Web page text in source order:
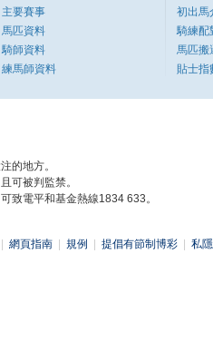
主要賽事
馬匹資料
騎師資料
練馬師資料
初出馬
騎練配
馬匹搬
貼士指
的地方。
可被判監禁。
致電平和基金熱線1834 633。
網頁指南 規例 提倡有節制博彩 私